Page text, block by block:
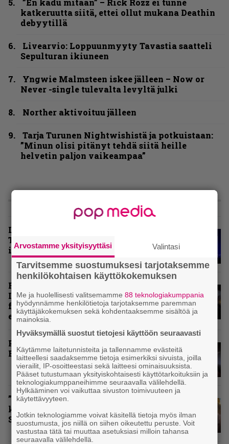
”En kadu mitään” – Rick Rozz ei tunne
katkeruutta siitä, ettei ollut mukana Deathin
debyytillä
Livearvio: Loppuunmyyty Tavastia saatteli
Sepulturan ikiuneen
Yngwie Malmsteen iskee jälleen – Now or
Never -single tulevalta levyltä julki
Norther aktivoituu jälleen
Tarja Turunen Nightwishistä ja potkuistaan:
”Minun olisi pitänyt tehdä siitä heille
helvetin paljon vaikeampaa”
Livearvio: Loppuunmyyty
Tavastia saatteli Sepulturan
ikiuneen
Rokki Raikasi Tampereella –
Infernon neljä väkevää nostoa
festarin kakkospäivän
esityksistä
Paluu vanhaan liittoon – Arch
Enemy Tavastialla
”Näillä festareilla kaikki on aina
kohdallaan” – raportti John
Smith Rock Festivalista
Arvostamme yksityisyyttäsi Valintasi
Tarvitsemme suostumuksesi tarjotaksemme
henkilökohtaisen käyttökokemuksen
Me ja huolellisesti valitsemamme88 teknologiakumppania
hyödynnämme henkilötietoja tarjotaksemme paremman
käyttäjäkokemuksen sekä kohdentaaksemme sisältöä ja
mainoksia.
Hyväksymällä suostut tietojesi käyttöön seuraavasti
Käytämme laitetunnisteita ja tallennamme evästeitä
laitteellesi saadaksemme tietoja esimerkiksi sivuista, joilla
vierailit, IP-osoitteestasi sekä laitteesi ominaisuuksista.
Pääset tutustumaan yksityiskohtaisesti käyttötarkoituksiin ja
teknologiakumppaneihimme seuraavalla välilehdellä.
Hylkääminen voi vaikuttaa sivuston toimivuuteen ja
käytettävyyteen.
Jotkin teknologiamme voivat käsitellä tietoja myös ilman
suostumusta, jos niillä on siihen oikeutettu peruste. Voit
vastustaa tätä tai muuttaa asetuksiasi milloin tahansa
seuraavalla välilehdellä.